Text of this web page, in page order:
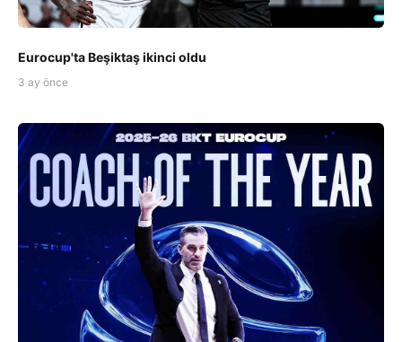
Eurocup'ta Beşiktaş ikinci oldu
3 ay önce